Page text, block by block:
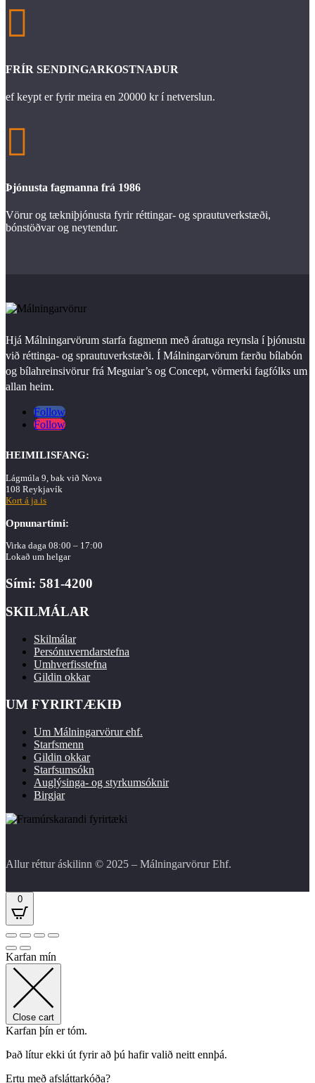

FRÍR SENDINGARKOSTNAÐUR
ef keypt er fyrir meira en 20000 kr í netverslun.

Þjónusta fagmanna frá 1986
Vörur og tækniþjónusta fyrir réttingar- og sprautuverkstæði,
bónstöðvar og neytendur.
Hjá Málningarvörum starfa fagmenn með áratuga reynsla í þjónustu
við réttinga- og sprautuverkstæði. Í Málningarvörum færðu bílabón
og bílahreinsivörur frá Meguiar’s og Concept, vörmerki fagfólks um
allan heim.
Follow
Follow
HEIMILISFANG:
Lágmúla 9, bak við Nova
108 Reykjavík
Kort á ja.is
Opnunartími:
Virka daga 08:00 – 17:00
Lokað um helgar
Sími: 581-4200
SKILMÁLAR
Skilmálar
Persónuverndarstefna
Umhverfisstefna
Gildin okkar
UM FYRIRTÆKIÐ
Um Málningarvörur ehf.
Starfsmenn
Gildin okkar
Starfsumsókn
Auglýsinga- og styrkumsóknir
Birgjar
Allur réttur áskilinn © 2025 – Málningarvörur Ehf.
0
Karfan mín
Close cart
Karfan þín er tóm.
Það lítur ekki út fyrir að þú hafir valið neitt ennþá.
Ertu með afsláttarkóða?